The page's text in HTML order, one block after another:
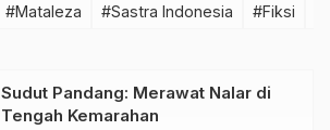
#Mataleza #Sastra Indonesia #Fiksi
Sudut Pandang: Merawat Nalar di
Tengah Kemarahan